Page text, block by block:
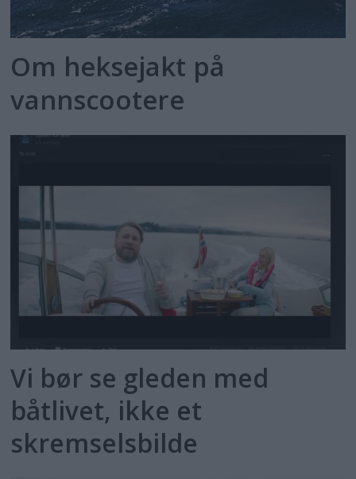
Om heksejakt på
vannscootere
Vi bør se gleden med
båtlivet, ikke et
skremselsbilde